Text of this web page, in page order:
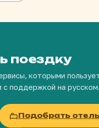
поездку
которыми
с поддержкой на
Подобрать отель